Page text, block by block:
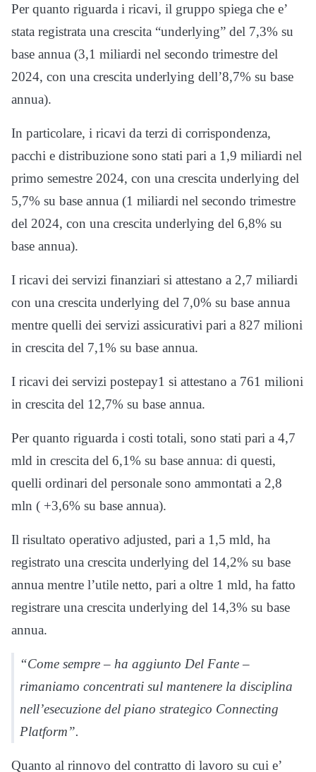
Per quanto riguarda i ricavi, il gruppo spiega che e’
stata registrata una crescita “underlying” del 7,3% su
base annua (3,1 miliardi nel secondo trimestre del
2024, con una crescita underlying dell’8,7% su base
annua).
In particolare, i ricavi da terzi di corrispondenza,
pacchi e distribuzione sono stati pari a 1,9 miliardi nel
primo semestre 2024, con una crescita underlying del
5,7% su base annua (1 miliardi nel secondo trimestre
del 2024, con una crescita underlying del 6,8% su
base annua).
I ricavi dei servizi finanziari si attestano a 2,7 miliardi
con una crescita underlying del 7,0% su base annua
mentre quelli dei servizi assicurativi pari a 827 milioni
in crescita del 7,1% su base annua.
I ricavi dei servizi postepay1 si attestano a 761 milioni
in crescita del 12,7% su base annua.
Per quanto riguarda i costi totali, sono stati pari a 4,7
mld in crescita del 6,1% su base annua: di questi,
quelli ordinari del personale sono ammontati a 2,8
mln ( +3,6% su base annua).
Il risultato operativo adjusted, pari a 1,5 mld, ha
registrato una crescita underlying del 14,2% su base
annua mentre l’utile netto, pari a oltre 1 mld, ha fatto
registrare una crescita underlying del 14,3% su base
annua.
“Come sempre – ha aggiunto Del Fante –
rimaniamo concentrati sul mantenere la disciplina
nell’esecuzione del piano strategico Connecting
Platform”.
Quanto al rinnovo del contratto di lavoro su cui e’